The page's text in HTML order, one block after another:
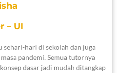
– UI
sehari-hari di sekolah dan juga
pandemi. Semua tutornya
dasar jadi mudah ditangkap